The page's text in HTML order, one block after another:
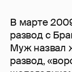
В марте
развод с
Муж назвал
развод,